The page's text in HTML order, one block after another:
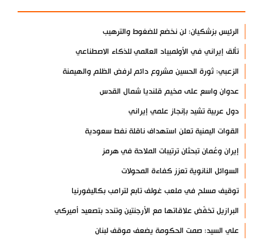
الرئيس بزشكيان: لن نخضع للضغوط والترهيب
تألق إيراني في الأولمبياد العالمي للذكاء الاصطناعي
الزعبي: ثورة الحسين مشروع دائم لرفض الظلم والهيمنة
عدوان واسع على مخيم قلنديا شمال القدس
دول عربية تشيد بإنجاز علمي إيراني
القوات اليمنية تعلن استهداف ناقلة نفط سعودية
إيران وعُمان تبحثان ترتيبات الملاحة في هرمز
السوائل النانوية تعزز كفاءة المحولات
توقيف مسلح في ملعب غولف تابع لترامب بكاليفورنيا
البرازيل تخفّض علاقاتها مع الأرجنتين وتندد بتصعيد أميركي
علي السيد: صمت الحكومة يضعف موقف لبنان